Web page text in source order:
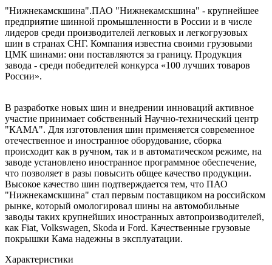
"Нижнекамскшина".ПАО "Нижнекамскшина" - крупнейшее
предприятие шинной промышленности в России и в числе
лидеров среди производителей легковых и легкогрузовых
шин в странах СНГ. Компания известна своими грузовыми
ЦМК шинами: они поставляются за границу. Продукция
завода - среди победителей конкурса «100 лучших товаров
России».
В разработке новых шин и внедрении инноваций активное
участие принимает собственный Научно-технический центр
"КАМА". Для изготовления шин применяется современное
отечественное и иностранное оборудование, сборка
происходит как в ручном, так и в автоматическом режиме, на
заводе установлено иностранное программное обеспечение,
что позволяет в разы повысить общее качество продукции.
Высокое качество шин подтверждается тем, что ПАО
"Нижнекамскшина" стал первым поставщиком на российском
рынке, который омологировал шины на автомобильные
заводы таких крупнейших иностранных автопроизводителей,
как Fiat, Volkswagen, Skoda и Ford. Качественные грузовые
покрышки Кама надежны в эксплуатации.
Характеристики